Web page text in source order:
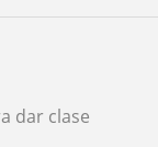
dar clase